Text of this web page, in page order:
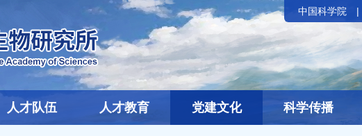
中国科学院
人才队伍 人才教育 党建文化 科学传播